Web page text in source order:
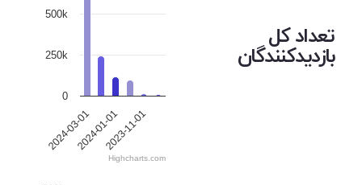
تعداد کل
بازدیدکنندگان
2024-03-012024-01-012023-11-01
0
250k
500k
Highcharts.com